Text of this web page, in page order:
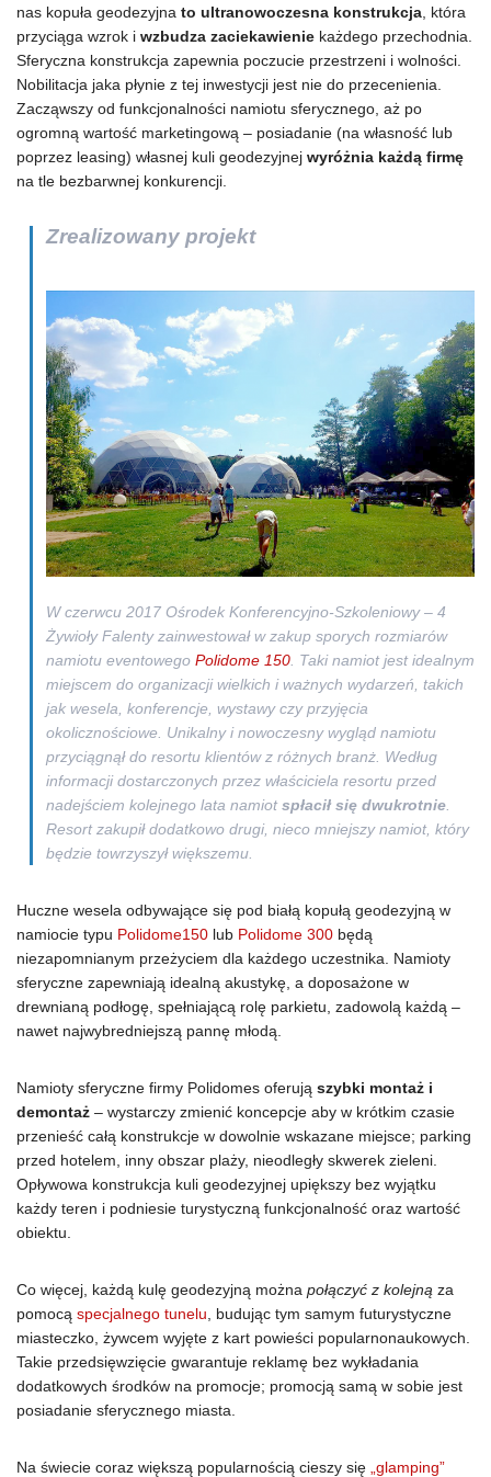
nas kopuła geodezyjna to ultranowoczesna konstrukcja , która
przyciąga wzrok i wzbudza zaciekawienie każdego przechodnia.
Sferyczna konstrukcja zapewnia poczucie przestrzeni i wolności.
Nobilitacja jaka płynie z tej inwestycji jest nie do przecenienia.
Zacząwszy od funkcjonalności namiotu sferycznego, aż po
ogromną wartość marketingową – posiadanie (na własność lub
poprzez leasing) własnej kuli geodezyjnej wyróżnia każdą firmę
na tle bezbarwnej konkurencji.
Zrealizowany projekt
W czerwcu 2017 Ośrodek Konferencyjno-Szkoleniowy – 4
Żywioły Falenty zainwestował w zakup sporych rozmiarów
namiotu eventowego Polidome 150 . Taki namiot jest idealnym
miejscem do organizacji wielkich iważnych wydarzeń, takich
jak wesela, konferencje, wystawy czy przyjęcia
okolicznościowe.
Unikalny i nowoczesny wygląd namiotu
przyciągnął do resortu klientów z różnych branż. Według
informacji dostarczonych przez właściciela resortu przed
nadejściem kolejnego lata namiotspłacił się dwukrotnie
Resort zakupił dodatkowo drugi, nieco mniejszy namiot, który
będzie towrzyszył większemu.
Huczne wesela odbywające się pod białą kopułą geodezyjną w
namiocie typu Polidome150 lub Polidome 300 będą
niezapomnianym przeżyciem dla każdego uczestnika. Namioty
sferyczne zapewniają idealną akustykę, a doposażone w
drewnianą podłogę, spełniającą rolę parkietu, zadowolą każdą –
nawet najwybredniejszą pannę młodą.
Namioty sferyczne firmy Polidomes oferują szybki montaż i
demontaż – wystarczy zmienić koncepcje aby w krótkim czasie
przenieść całą konstrukcje w dowolnie wskazane miejsce; parking
przed hotelem, inny obszar plaży, nieodległy skwerek zieleni.
Opływowa konstrukcja kuli geodezyjnej upiększy bez wyjątku
każdy teren i podniesie turystyczną funkcjonalność oraz wartość
obiektu.
Co więcej, każdą kulę geodezyjną można połączyć z kolejną za
pomocą specjalnego tunelu , budując tym samym futurystyczne
miasteczko, żywcem wyjęte z kart powieści popularnonaukowych.
Takie przedsięwzięcie gwarantuje reklamę bez wykładania
dodatkowych środków na promocje; promocją samą w sobie jest
posiadanie sferycznego miasta.
Na świecie coraz większą popularnością cieszy się „glamping”